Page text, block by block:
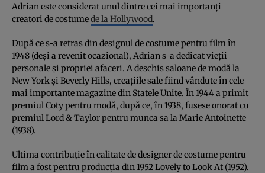
Adrian este considerat unul dintre cei mai importanți
creatori de costumede la Hollywood.
După ce s-a retras din designul de costume pentru film în
1948 (deși a revenit ocazional), Adrian s-a dedicat vieții
personale și propriei afaceri. A deschis saloane de modă la
New York și Beverly Hills, creațiile sale fiind vândute în cele
mai importante magazine din Statele Unite. În 1944 a primit
premiul Coty pentru modă, după ce, în 1938, fusese onorat cu
premiul Lord & Taylor pentru munca sa la Marie Antoinette
(1938).
Ultima contribuție în calitate de designer de costume pentru
film a fost pentru producția din 1952 Lovely to Look At (1952).